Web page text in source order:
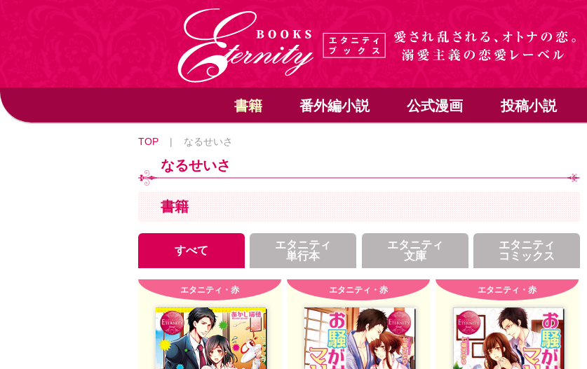
書籍 番外編小説 公式漫画 投稿小説
TOP | なるせいさ
なるせいさ
書籍
すべて
エタニティ
単行本
エタニティ
文庫
エタニティ
コミックス
エタニティ・赤 エタニティ・赤 エタニティ・赤